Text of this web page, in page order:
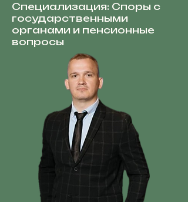
Специализация: Споры с
государственными
органами и пенсионные
вопросы